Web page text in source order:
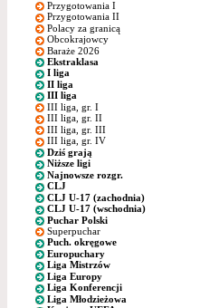
Przygotowania I
Przygotowania II
Polacy za granicą
Obcokrajowcy
Baraże 2026
Ekstraklasa
I liga
II liga
III liga
III liga, gr. I
III liga, gr. II
III liga, gr. III
III liga, gr. IV
Dziś grają
Niższe ligi
Najnowsze rozgr.
CLJ
CLJ U-17 (zachodnia)
CLJ U-17 (wschodnia)
Puchar Polski
Superpuchar
Puch. okręgowe
Europuchary
Liga Mistrzów
Liga Europy
Liga Konferencji
Liga Młodzieżowa